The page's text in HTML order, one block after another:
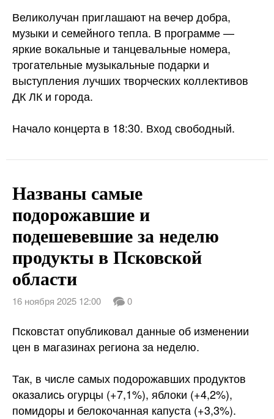
Великолучан приглашают на вечер добра,
музыки и семейного тепла. В программе —
яркие вокальные и танцевальные номера,
трогательные музыкальные подарки и
выступления лучших творческих коллективов
ДК ЛК и города.
Начало концерта в 18:30. Вход свободный.
Названы самые
подорожавшие и
подешевевшие за неделю
продукты в Псковской
области
16 ноября 2025 12:00 0
Псковстат опубликовал данные об изменении
цен в магазинах региона за неделю.
Так, в числе самых подорожавших продуктов
оказались огурцы (+7,1%), яблоки (+4,2%),
помидоры и белокочанная капуста (+3,3%).